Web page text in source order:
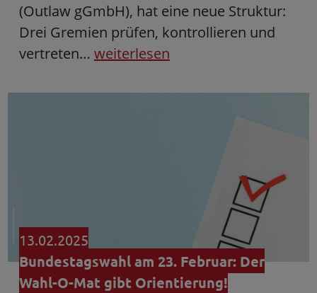
(Outlaw gGmbH), hat eine neue Struktur:
Drei Gremien prüfen, kontrollieren und
vertreten… weiterlesen
13.02.2025
Bundestagswahl am 23. Februar: Der
Wahl-O-Mat gibt Orientierung!